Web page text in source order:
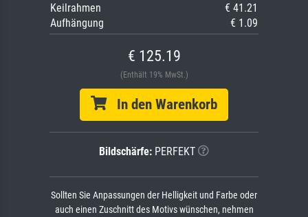
Keilrahmen
€ 41.21
Aufhängung
€ 1.09
€ 125.19
(Enthält 19% MwSt.)
In den Warenkorb
Bildschärfe: PERFEKT
Sollten Sie Anpassungen der Helligkeit und Farbe oder
auch einen Zuschnitt des Motivs wünschen, nehmen